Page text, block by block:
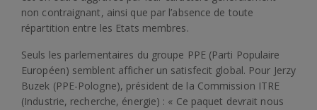
non contraignant, ainsi que par l’absence de toute
répartition entre les Etats membres.
Seuls les parlementaires du groupe PPE (Parti Populaire
Européen) semblent afficher un satisfecit global. Pour Jerzy
Buzek (PPE-Pologne), président de la Commission ITRE
(Industrie, recherche, énergie) : « Ce paquet devrait nous